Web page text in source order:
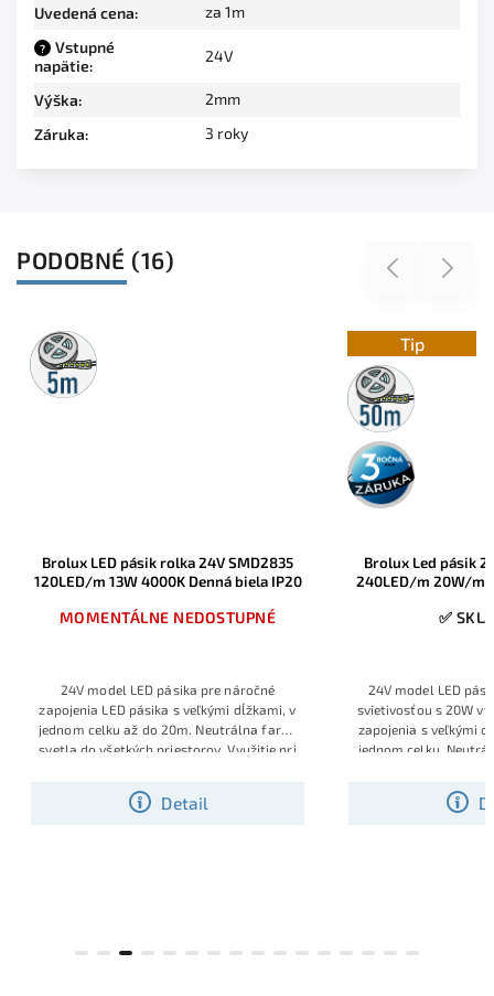
Uvedená cena: za 1m
?
Vstupné
napätie:
24V
Výška:
2mm
Záruka: 3 roky
PODOBNÉ (16) Previous
5m
rolka
Brolux LED pásik rolka 24V SMD2835
120LED/m 13W 4000K Denná biela IP20
MOMENTÁLNE NEDOSTUPNÉ
Detail
24V model LED pásika pre náročné
zapojenia LED pásika s veľkými dĺžkami, v
jednom celku až do 20m. Neutrálna farba
svetla do všetkých priestorov. Využitie pri
použitie, 3 ročná záruka
Tip
50m
rolka
3 roky
záruka
Brolux Led pásik
240LED/m 20W/m
✅
24V model LED
svietivosťou s 20W
zapojenia s veľkými
jednom celku.
interiérov na
Next